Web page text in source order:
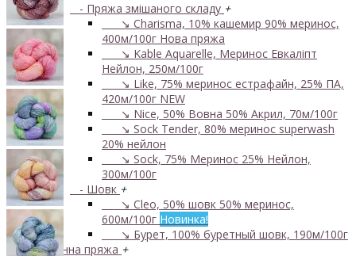
- Пряжа змішаного складу +
↘ Charisma, 10% кашемир 90% меринос,
400м/100г Нова пряжа
↘ Kable Aquarelle, Меринос Евкаліпт
Нейлон, 250м/100г
↘ Like, 75% меринос естрафайн, 25% ПА,
420м/100г NEW
↘ Nice, 50% Вовна 50% Акрил, 70м/100г
↘ Sock Tender, 80% меринос superwash
20% нейлон
↘ Sock, 75% Меринос 25% Нейлон,
300м/100г
- Шовк +
↘ Cleo, 50% шовк 50% меринос,
600м/100г Новинка!
↘ Бурет, 100% буретный шовк, 190м/100г
Бобінна пряжа +